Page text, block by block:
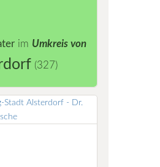
im Umkreis von
(327)